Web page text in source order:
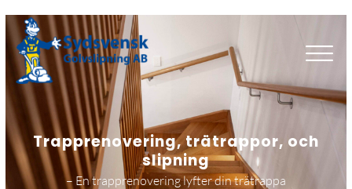
Trapprenovering, trätrappor, och
slipning
– En trapprenovering lyfter din trätrappa